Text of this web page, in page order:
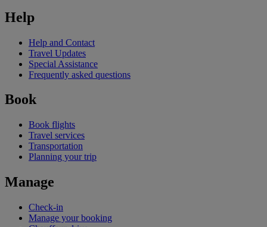
Help
Help and Contact
Travel Updates
Special Assistance
Frequently asked questions
Book
Book flights
Travel services
Transportation
Planning your trip
Manage
Check-in
Manage your booking